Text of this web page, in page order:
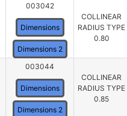
003042
Dimensions
Dimensions 2
COLLINEAR
RADIUS TYPE
0.80
003044
Dimensions
Dimensions 2
COLLINEAR
RADIUS TYPE
0.85